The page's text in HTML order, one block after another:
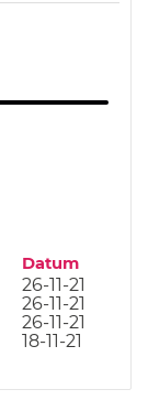
Datum
26-11-21
26-11-21
26-11-21
18-11-21